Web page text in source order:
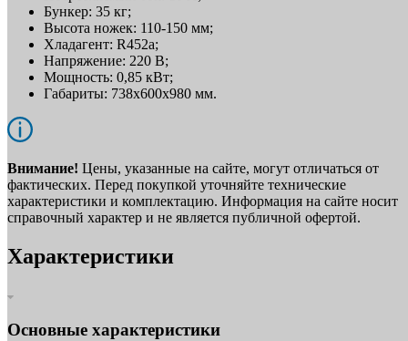
Бункер: 35 кг;
Высота ножек: 110-150 мм;
Хладагент: R452a;
Напряжение: 220 В;
Мощность: 0,85 кВт;
Габариты: 738x600x980 мм.
Внимание! Цены, указанные на сайте, могут отличаться от
фактических. Перед покупкой уточняйте технические
характеристики и комплектацию. Информация на сайте носит
справочный характер и не является публичной офертой.
Характеристики
Основные характеристики